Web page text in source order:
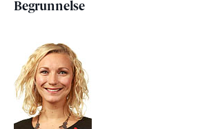
Begrunnelse